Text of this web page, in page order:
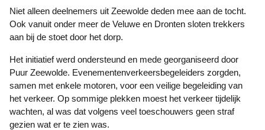
Niet alleen deelnemers uit Zeewolde deden mee aan de tocht.
Ook vanuit onder meer de Veluwe en Dronten sloten trekkers
aan bij de stoet door het dorp.
Het initiatief werd ondersteund en mede georganiseerd door
Puur Zeewolde. Evenementenverkeersbegeleiders zorgden,
samen met enkele motoren, voor een veilige begeleiding van
het verkeer. Op sommige plekken moest het verkeer tijdelijk
wachten, al was dat volgens veel toeschouwers geen straf
gezien wat er te zien was.